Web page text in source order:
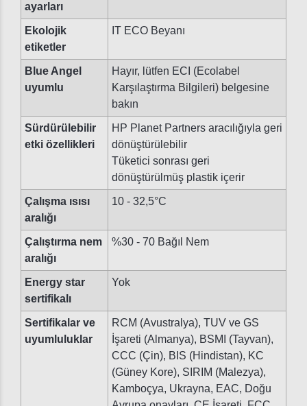
ayarları
Ekolojik
etiketler
IT ECO Beyanı
Blue Angel
uyumlu
Hayır, lütfen ECI (Ecolabel
Karşılaştırma Bilgileri) belgesine
bakın
Sürdürülebilir
etki özellikleri
HP Planet Partners aracılığıyla geri
dönüştürülebilir
Tüketici sonrası geri
dönüştürülmüş plastik içerir
Çalışma ısısı
aralığı
10 - 32,5°C
Çalıştırma nem
aralığı
%30 - 70 Bağıl Nem
Energy star
sertifikalı
Yok
Sertifikalar ve
uyumluluklar
RCM (Avustralya), TUV ve GS
İşareti (Almanya), BSMI (Tayvan),
CCC (Çin), BIS (Hindistan), KC
(Güney Kore), SIRIM (Malezya),
Kamboçya, Ukrayna, EAC, Doğu